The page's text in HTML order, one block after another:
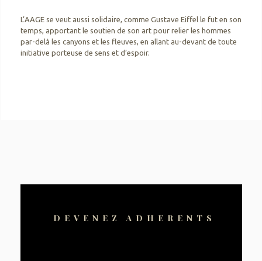
L’AAGE se veut aussi solidaire, comme Gustave Eiffel le fut en son
temps, apportant le soutien de son art pour relier les hommes
par-delà les canyons et les fleuves, en allant au-devant de toute
initiative porteuse de sens et d’espoir.
DEVENEZ ADHERENTS